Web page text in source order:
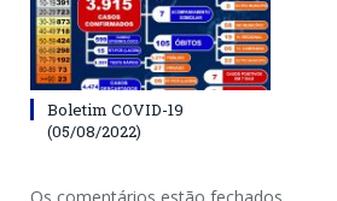
Boletim COVID-19
(05/08/2022)
Os comentários estão fechados.